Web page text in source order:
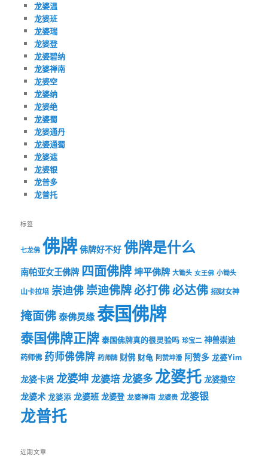
龙婆温
龙婆班
龙婆瑞
龙婆登
龙婆碧纳
龙婆禅南
龙婆空
龙婆纳
龙婆绝
龙婆蜀
龙婆通丹
龙婆通蜀
龙婆遮
龙婆银
龙普多
龙普托
标签
七龙佛 佛牌 佛牌好不好 佛牌是什么
南帕亚女王佛牌 四面佛牌坤平佛牌 大锄头 女王佛 小锄头
山卡拉培 崇迪佛崇迪佛牌必打佛必达佛 招财女神
掩面佛泰佛灵缘泰国佛牌
泰国佛牌正牌 泰国佛牌真的很灵验吗 珍宝二 神兽崇迪
药师佛 药师佛佛牌 药师牌 财佛 财龟 阿赞坤潘 阿赞多 龙婆Yim
龙婆卡贤 龙婆坤龙婆培龙婆多龙婆托 龙婆撒空
龙婆术 龙婆添 龙婆班 龙婆登 龙婆禅南 龙婆贵 龙婆银
龙普托
近期文章